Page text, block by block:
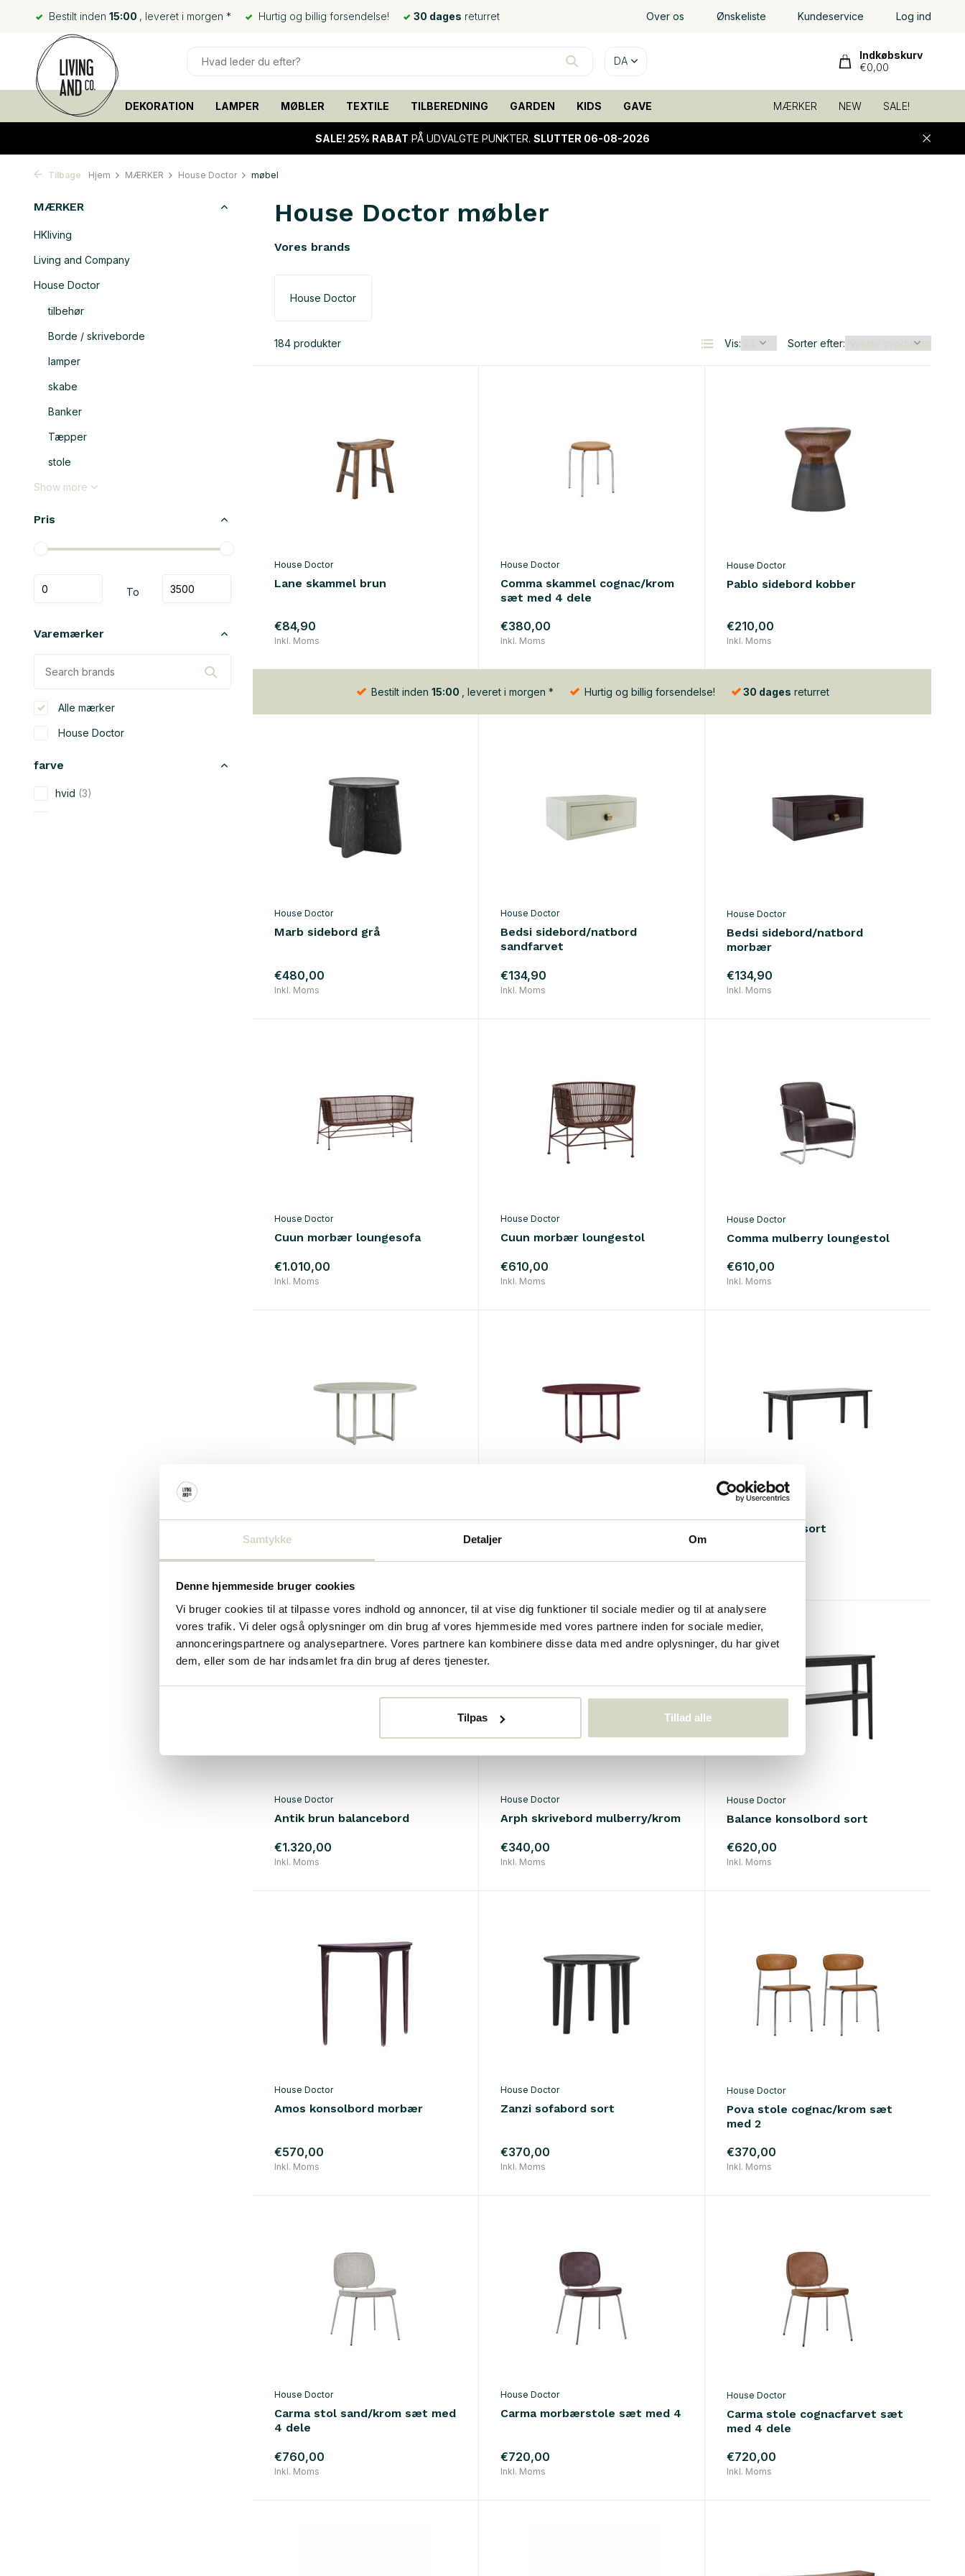
Samtykke Detaljer Om
Denne hjemmeside bruger cookies
Vi bruger cookies til at tilpasse vores indhold og annoncer, til at vise dig funktioner til sociale medier og til at analysere
vores trafik. Vi deler også oplysninger om din brug af vores hjemmeside med vores partnere inden for sociale medier,
annonceringspartnere og analysepartnere. Vores partnere kan kombinere disse data med andre oplysninger, du har givet
dem, eller som de har indsamlet fra din brug af deres tjenester.
Tilpas Tillad alle
Bestilt inden 15:00 , leveret i morgen * Hurtig og billig forsendelse! 30 dages returret Over os Ønskeliste Kundeservice Log ind
DA
Indkøbskurv
€0,00
DEKORATION LAMPER MØBLER TEXTILE TILBEREDNING GARDEN KIDS GAVE MÆRKER NEW SALE!
SALE! 25% RABAT PÅ UDVALGTE PUNKTER. SLUTTER 06-08-2026
Tilbage Hjem MÆRKER House Doctor møbel
MÆRKER
HKliving
Living and Company
House Doctor
tilbehør
Borde / skriveborde
lamper
skabe
Banker
Tæpper
stole
Show more
Pris
To
Varemærker
Alle mærker
House Doctor
farve
hvid (3)
House Doctor møbler
Vores brands
House Doctor
184 produkter Vis: Sorter efter:
House Doctor
Lane skammel brun
€84,90
Inkl. Moms
House Doctor
Comma skammel cognac/krom
sæt med 4 dele
€380,00
Inkl. Moms
House Doctor
Pablo sidebord kobber
€210,00
Inkl. Moms
Bestilt inden 15:00 , leveret i morgen * Hurtig og billig forsendelse! 30 dages returret
House Doctor
Marb sidebord grå
€480,00
Inkl. Moms
House Doctor
Bedsi sidebord/natbord
sandfarvet
€134,90
Inkl. Moms
House Doctor
Bedsi sidebord/natbord
morbær
€134,90
Inkl. Moms
House Doctor
Cuun morbær loungesofa
€1.010,00
Inkl. Moms
House Doctor
Cuun morbær loungestol
€610,00
Inkl. Moms
House Doctor
Comma mulberry loungestol
€610,00
Inkl. Moms
€1.340,00
Balancebord sort
House Doctor
Antik brun balancebord
€1.320,00
Inkl. Moms
House Doctor
Arph skrivebord mulberry/krom
€340,00
Inkl. Moms
House Doctor
Balance konsolbord sort
€620,00
Inkl. Moms
House Doctor
Amos konsolbord morbær
€570,00
Inkl. Moms
House Doctor
Zanzi sofabord sort
€370,00
Inkl. Moms
House Doctor
Pova stole cognac/krom sæt
med 2
€370,00
Inkl. Moms
House Doctor
Carma stol sand/krom sæt med
4 dele
€760,00
Inkl. Moms
House Doctor
Carma morbærstole sæt med 4
€720,00
Inkl. Moms
House Doctor
Carma stole cognacfarvet sæt
med 4 dele
€720,00
Inkl. Moms